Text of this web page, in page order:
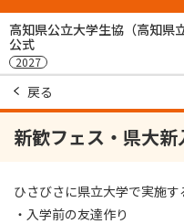
高知県公立大学生協（高知県
公式
2027
戻る
新歓フェス・県大新
ひさびさに県立大学で実施す
・入学前の友達作り